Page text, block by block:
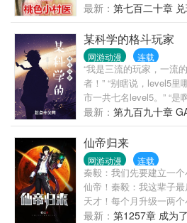
赫伊莫斯，去做一个自
就坐上了王座。 伽尔兰
何正确地攻略王座？ 答
生为你死把你宠成心
对？？？ 某逆天改命者
爽。” 某天命之子：“每
次被搞死的那个地方被
好累。” 正规版全文一句
谣中流传下来的一个少
在大陆上传诵着。】 （1
最新： 第七百二十章
某科学的格斗玩家
网游动漫 连载
“我是三流的玩家，一流
者！” “别瞎说，level5里
市一共七名level5。” “是
没错吧？” “没错。” “那
吧？” “这不合理！你还
“不能开发游戏的格斗家
什么乱七八糟的，你怎么
法成为最强，但我必将
——‘存档读档’是无敌的
来，学园都市就是一个
隐藏幕后的大BOSS，亚
最新： 第九百九十章
始！
仙帝归来
网游动漫 连载
秦毅：我们先要建立一
仙帝！秦毅：我这辈子
天才！每个月升级一两个
最新： 第1257章 成为